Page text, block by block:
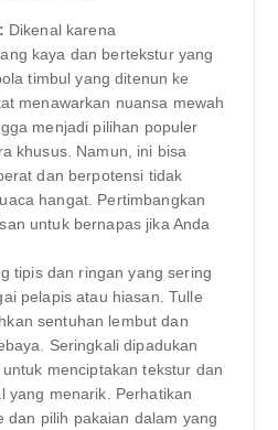
Dikenal karena
kaya dan bertekstur yang
timbul yang ditenun ke
menawarkan nuansa mewah
menjadi pilihan populer
khusus. Namun, ini bisa
dan berpotensi tidak
hangat. Pertimbangkan
untuk bernapas jika Anda
tipis dan ringan yang sering
pelapis atau hiasan. Tulle
sentuhan lembut dan
Seringkali dipadukan
menciptakan tekstur dan
yang menarik. Perhatikan
dan pilih pakaian dalam yang